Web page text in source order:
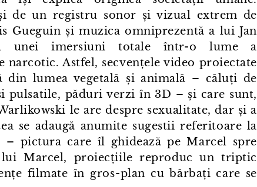
de un registru sonor și vizual extrem de
Gueguin și muzica omniprezentă a lui Jan
a unei imersiuni totale într⁠-⁠o lume a
Astfel, secvențele video proiectate
din lumea vegetală și animală – căluți de
pulsatile, păduri verzi în 3D – și care sunt,
le are despre sexualitate, dar și a
se adaugă anumite sugestii referitoare la
pictura care îl ghidează pe Marcel spre
Marcel, proiecțiile reproduc un triptic
filmate în gros⁠-⁠plan cu bărbați care se